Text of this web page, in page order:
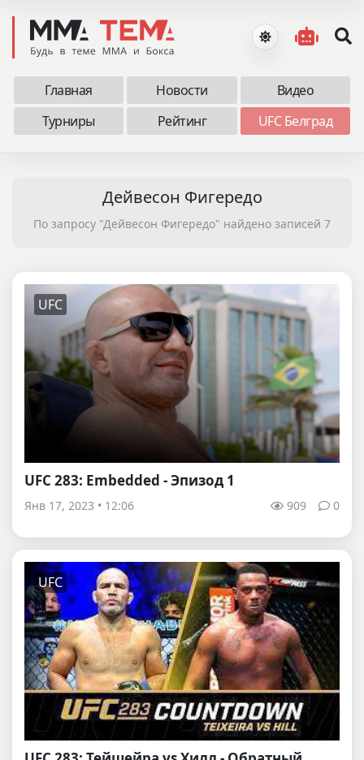
Главная Новости
Видео
Турниры
Рейтинг UFC Белград
Дейвесон Фигередо
По запросу "Дейвесон Фигередо" найдено записей 7
UFC
UFC 283: Embedded - Эпизод 1
Янв 17, 2023 • 12:06 909 0
UFC